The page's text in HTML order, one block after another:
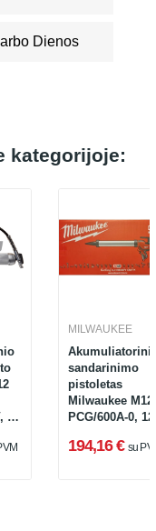
Dienos
kategorijoje:
1
MILWAUKEE
sandarinimo
pistoletas
Milwaukee M12
PCG/600A-0, 12
194,16 € su